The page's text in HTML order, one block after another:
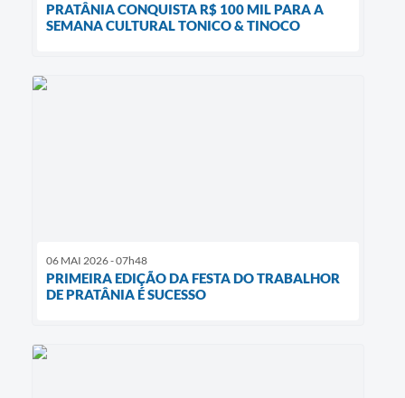
PRATÂNIA CONQUISTA R$ 100 MIL PARA A
SEMANA CULTURAL TONICO & TINOCO
06 MAI 2026 - 07h48
PRIMEIRA EDIÇÃO DA FESTA DO TRABALHOR
DE PRATÂNIA É SUCESSO